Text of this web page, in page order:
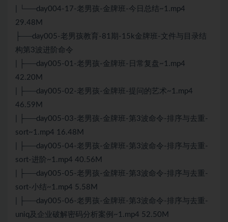
| └──day004-17-老男孩-金牌班-今日总结~1.mp4
29.48M
├──day005-老男孩教育-81期-15k金牌班-文件与目录结
构第3波进阶命令
| ├──day005-01-老男孩-金牌班-日常复盘~1.mp4
42.20M
| ├──day005-02-老男孩-金牌班-提问的艺术~1.mp4
46.59M
| ├──day005-03-老男孩-金牌班-第3波命令-排序与去重-
sort~1.mp4 16.48M
| ├──day005-04-老男孩-金牌班-第3波命令-排序与去重-
sort-进阶~1.mp4 40.56M
| ├──day005-05-老男孩-金牌班-第3波命令-排序与去重-
sort-小结~1.mp4 5.58M
| ├──day005-06-老男孩-金牌班-第3波命令-排序与去重-
uniq及企业破解密码分析案例~1.mp4 52.50M